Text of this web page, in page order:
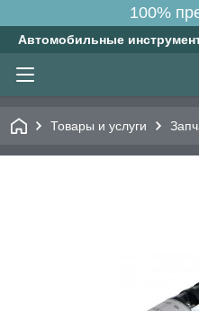
100%
Автомобильные
Товары и услуги